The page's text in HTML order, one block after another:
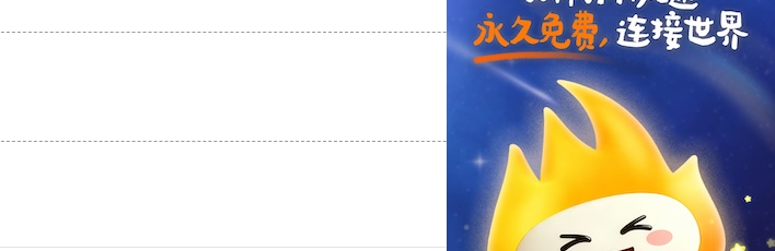
支持 [0] 反对 [0]
支持